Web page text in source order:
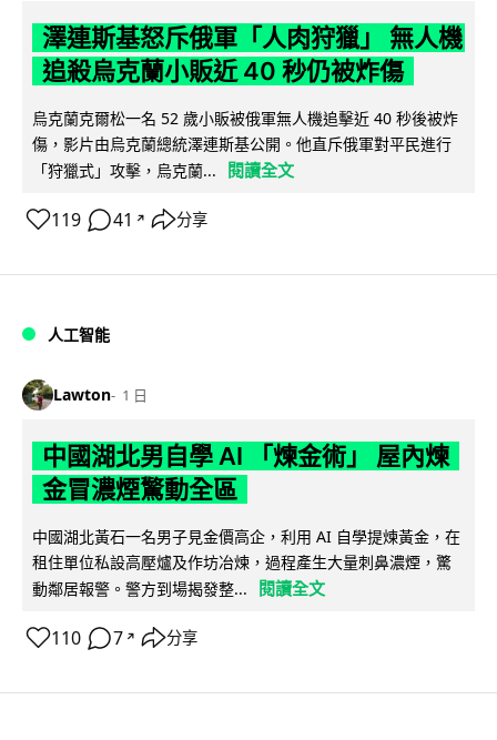
澤連斯基怒斥俄軍「人肉狩獵」 無人機
追殺烏克蘭小販近 40 秒仍被炸傷
烏克蘭克爾松一名 52 歲小販被俄軍無人機追擊近 40 秒後被炸
傷，影片由烏克蘭總統澤連斯基公開。他直斥俄軍對平民進行
「狩獵式」攻擊，烏克蘭...
閱讀全文
119 41 ↗ 分享
人工智能
Lawton 1 日
中國湖北男自學 AI 「煉金術」 屋內煉
金冒濃煙驚動全區
中國湖北黃石一名男子見金價高企，利用 AI 自學提煉黃金，在
租住單位私設高壓爐及作坊冶煉，過程產生大量刺鼻濃煙，驚
動鄰居報警。警方到場揭發整...
閱讀全文
110 7 ↗ 分享